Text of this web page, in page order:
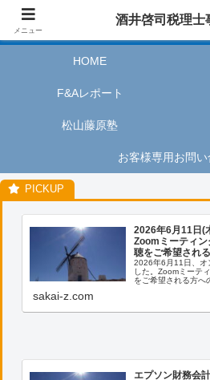
酒井啓司税理士事務所は、お客様が私たちの
HOME
F&Aレポート
松山藤原塾
お客様専用お問
2026年6月11日(
Zoomミーティ
聴をご希望され
2026年6月11日、オ
した。Zoomミーテ
をご希望される方へ
わせより、「松山
sakai-z.com
エプソン財務会
メニュー
酒井啓司税理士